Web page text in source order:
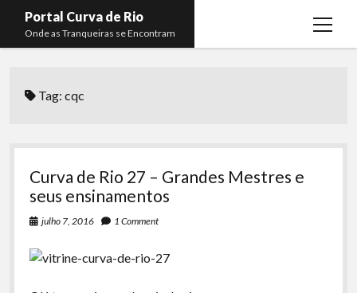
Portal Curva de Rio
Onde as Tranqueiras se Encontram
open
Curva de Rio
Komos
La Siesta Podcast
Membros
Lucas Oliveira
Kaique Xavier
Tag:cqc
Curva de Rio 27 – Grandes Mestres e
seus ensinamentos
julho 7, 2016 1 Comment